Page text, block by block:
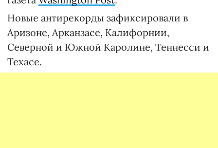
Новые антирекорды зафиксировали в
Аризоне, Арканзасе, Калифорнии,
Северной и Южной Каролине, Теннесси и
Техасе.